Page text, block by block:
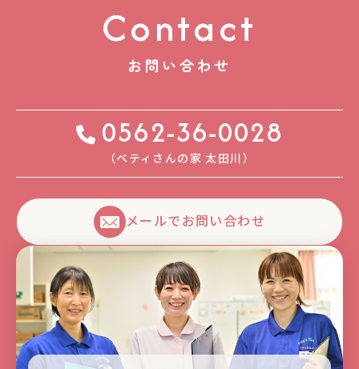
Contact
お問い合わせ
0562-36-0028
（ベティさんの家 太⽥川）
メールでお問い合わせ